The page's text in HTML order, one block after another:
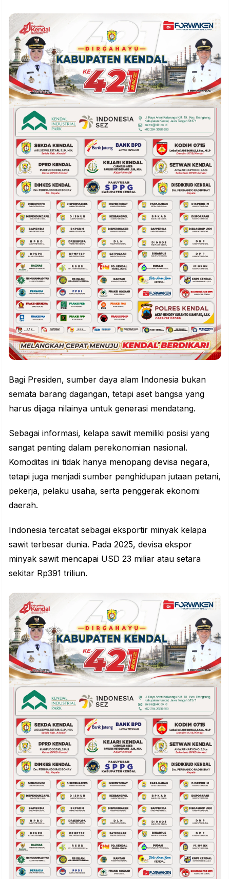
Bagi Presiden, sumber daya alam Indonesia bukan
semata barang dagangan, tetapi aset bangsa yang
harus dijaga nilainya untuk generasi mendatang.
Sebagai informasi, kelapa sawit memiliki posisi yang
sangat penting dalam perekonomian nasional.
Komoditas ini tidak hanya menopang devisa negara,
tetapi juga menjadi sumber penghidupan jutaan petani,
pekerja, pelaku usaha, serta penggerak ekonomi
daerah.
Indonesia tercatat sebagai eksportir minyak kelapa
sawit terbesar dunia. Pada 2025, devisa ekspor
minyak sawit mencapai USD 23 miliar atau setara
sekitar Rp391 triliun.